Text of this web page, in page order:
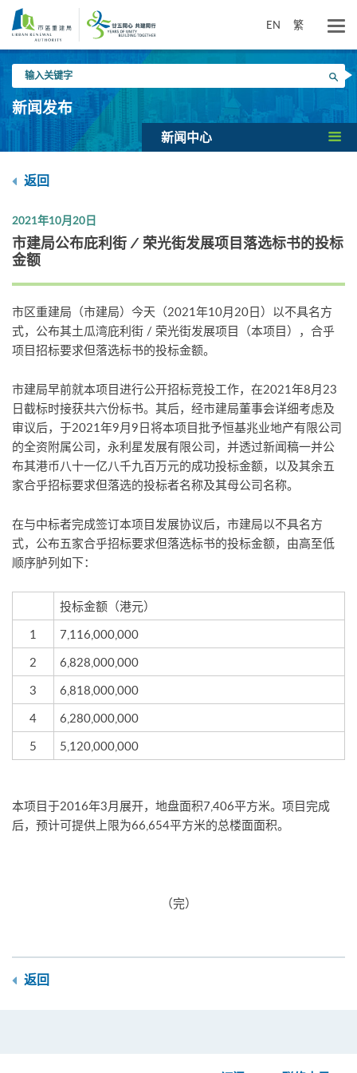
要
EN 繁
入
关
键
搜寻
新闻发布
新闻中心
返回
2021年10月20日
市建局公布庇利街 / 荣光街发展项目落选标书的投标
金额
市区重建局（市建局）今天（2021年10月20日）以不具名方
式，公布其土瓜湾庇利街 / 荣光街发展项目（本项目），合乎
项目招标要求但落选标书的投标金额。
市建局早前就本项目进行公开招标竞投工作，在2021年8月23
日截标时接获共六份标书。其后，经市建局董事会详细考虑及
审议后，于2021年9月9日将本项目批予恒基兆业地产有限公司
的全资附属公司，永利星发展有限公司，并透过新闻稿一并公
布其港币八十一亿八千九百万元的成功投标金额，以及其余五
家合乎招标要求但落选的投标者名称及其母公司名称。
在与中标者完成签订本项目发展协议后，市建局以不具名方
式，公布五家合乎招标要求但落选标书的投标金额，由高至低
顺序胪列如下：
投标金额（港元）
1
7,116,000,000
2
6,828,000,000
3
6,818,000,000
4
6,280,000,000
5
5,120,000,000
本项目于2016年3月展开，地盘面积7,406平方米。项目完成
后，预计可提供上限为66,654平方米的总楼面面积。
（完）
返回